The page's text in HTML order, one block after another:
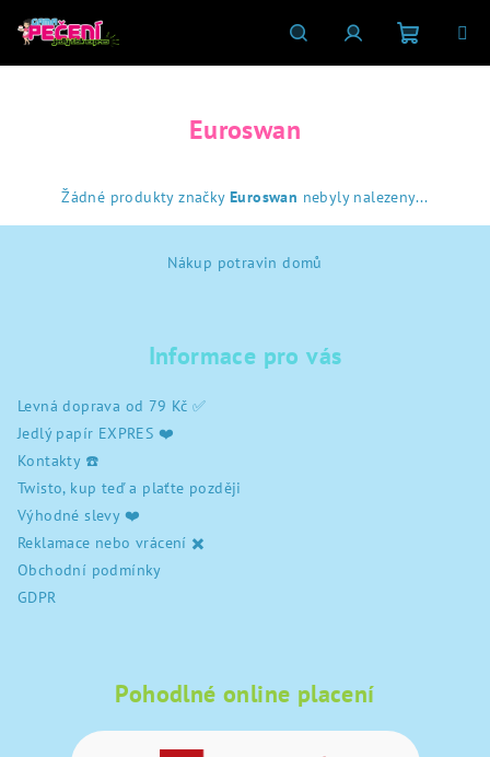
HledatPřihlášeníNákupní
Euroswan
Žádné produkty značky Euroswan nebyly nalezeny...
Nákup potravin domů
Informace pro vás
Levná doprava od 79 Kč ✅
Jedlý papír EXPRES ❤️
Kontakty ☎️
Twisto, kup teď a plaťte později
Výhodné slevy ❤️
Reklamace nebo vrácení ✖️
Obchodní podmínky
GDPR
Pohodlné online placení